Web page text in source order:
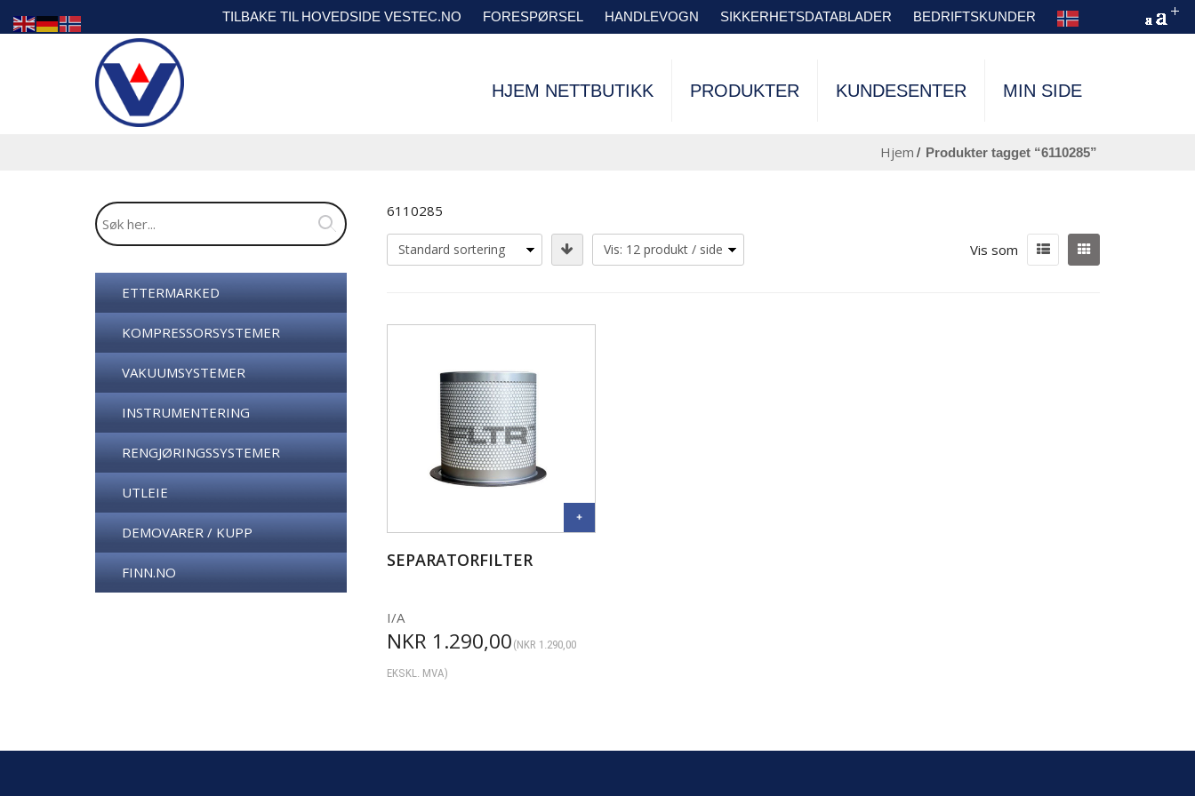
TILBAKE TIL HOVEDSIDE VESTEC.NO FORESPØRSEL HANDLEVOGN SIKKERHETSDATABLADER BEDRIFTSKUNDER
HJEM NETTBUTIKK PRODUKTER KUNDESENTER MIN SIDE
Hjem / produkter tagget “6110285”
ETTERMARKED
KOMPRESSORSYSTEMER
VAKUUMSYSTEMER
INSTRUMENTERING
RENGJØRINGSSYSTEMER
UTLEIE
DEMOVARER / KUPP
FINN.NO
6110285
Vis som
SEPARATORFILTER
I/A
NKR 1.290,00 (NKR 1.290,00
EKSKL. MVA)